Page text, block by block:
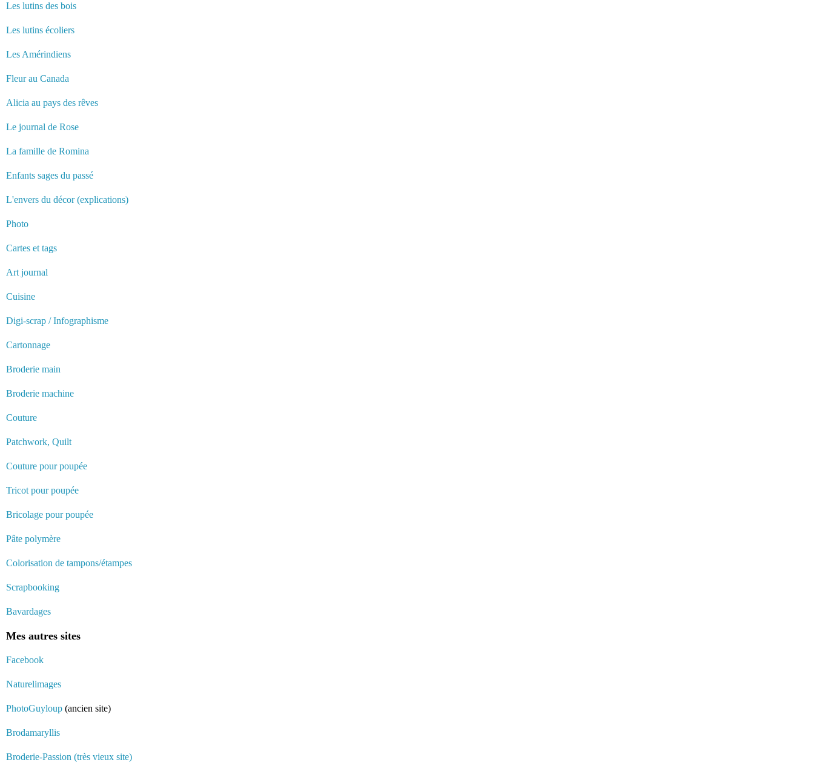
Les lutins des bois
Les lutins écoliers
Les Amérindiens
Fleur au Canada
Alicia au pays des rêves
Le journal de Rose
La famille de Romina
Enfants sages du passé
L'envers du décor (explications)
Photo
Cartes et tags
Art journal
Cuisine
Digi-scrap / Infographisme
Cartonnage
Broderie main
Broderie machine
Couture
Patchwork, Quilt
Couture pour poupée
Tricot pour poupée
Bricolage pour poupée
Pâte polymère
Colorisation de tampons/étampes
Scrapbooking
Bavardages
Mes autres sites
Facebook
Naturelimages
PhotoGuyloup (ancien site)
Brodamaryllis
Broderie-Passion (très vieux site)